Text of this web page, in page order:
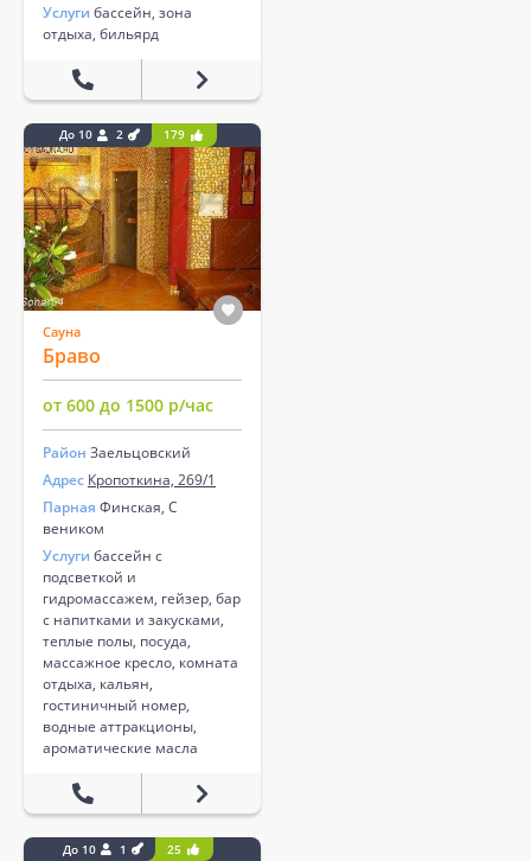
Услуги бассейн, зона
отдыха, бильярд
До 10 2 179
Сауна
Браво
от 600 до 1500 р/час
Район Заельцовский
Адрес Кропоткина, 269/1
Парная Финская, С
веником
Услуги бассейн с
подсветкой и
гидромассажем, гейзер, бар
с напитками и закусками,
теплые полы, посуда,
массажное кресло, комната
отдыха, кальян,
гостиничный номер,
водные аттракционы,
ароматические масла
До 10 1 25